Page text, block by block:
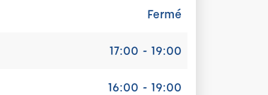
Fermé
17:00 - 19:00
16:00 - 19:00